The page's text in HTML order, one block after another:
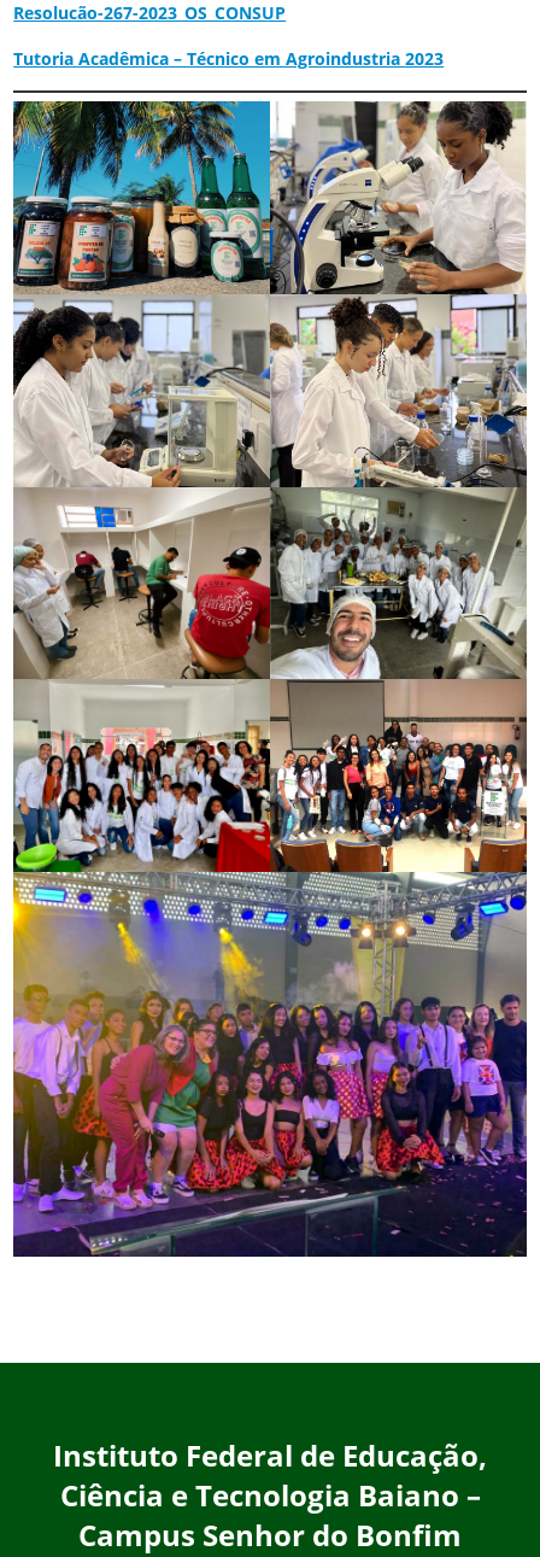
Resolucão-267-2023_OS_CONSUP
Tutoria Acadêmica – Técnico em Agroindustria 2023
Instituto Federal de Educação,
Ciência e Tecnologia Baiano –
Campus Senhor do Bonfim